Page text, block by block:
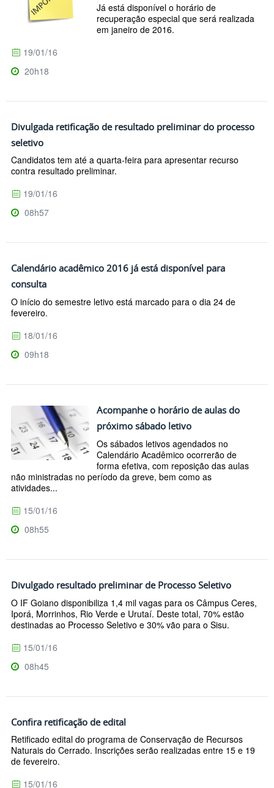
Já está disponível o horário de
recuperação especial que será realizada
em janeiro de 2016.
19/01/16
20h18
Divulgada retificação de resultado preliminar do processo
seletivo
Candidatos tem até a quarta-feira para apresentar recurso
contra resultado preliminar.
19/01/16
08h57
Calendário acadêmico 2016 já está disponível para
consulta
O início do semestre letivo está marcado para o dia 24 de
fevereiro.
18/01/16
09h18
Acompanhe o horário de aulas do
próximo sábado letivo
Os sábados letivos agendados no
Calendário Acadêmico ocorrerão de
forma efetiva, com reposição das aulas
não ministradas no período da greve, bem como as
atividades...
15/01/16
08h55
Divulgado resultado preliminar de Processo Seletivo
O IF Goiano disponibiliza 1,4 mil vagas para os Câmpus Ceres,
Iporá, Morrinhos, Rio Verde e Urutaí. Deste total, 70% estão
destinadas ao Processo Seletivo e 30% vão para o Sisu.
15/01/16
08h45
Confira retificação de edital
Retificado edital do programa de Conservação de Recursos
Naturais do Cerrado. Inscrições serão realizadas entre 15 e 19
de fevereiro.
15/01/16